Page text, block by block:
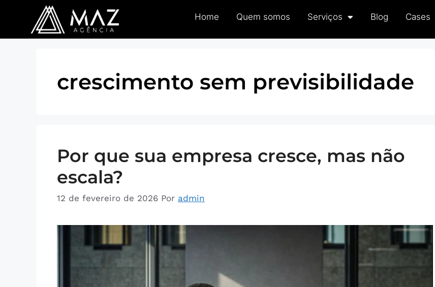
Home Quem somos Serviços Blog Cases
crescimento sem previsibilidade
Por que sua empresa cresce, mas não
escala?
12 de fevereiro de 2026 Por admin